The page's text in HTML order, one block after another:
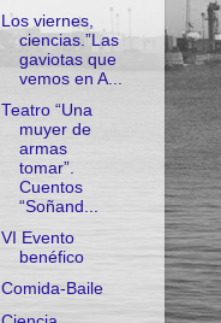
Los viernes,
ciencias.”Las
gaviotas que
vemos en A...
Teatro “Una
muyer de
armas
tomar”.
Cuentos
“Soñand...
VI Evento
benéfico
Comida-Baile